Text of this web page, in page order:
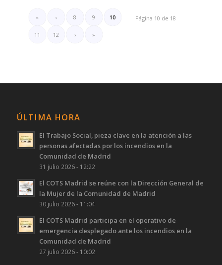
Página 10 de 18
« ‹ 8 9 10
11 12 › »
ÚLTIMA HORA
El Trabajo Social, pieza clave en la atención a las
personas afectadas por los incendios en la
Comunidad de Madrid
31 julio 2026 - 12:22
El COTS Madrid se reúne con la Dirección General de
la Mujer de la Comunidad de Madrid
30 julio 2026 - 11:04
El COTS Madrid participa en el operativo de
emergencia desplegado ante los incendios en la
Comunidad de Madrid
27 julio 2026 - 10:02